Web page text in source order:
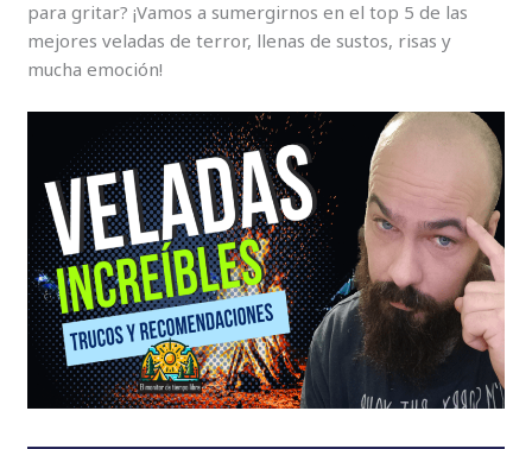
para gritar? ¡Vamos a sumergirnos en el top 5 de las
mejores veladas de terror, llenas de sustos, risas y
mucha emoción!